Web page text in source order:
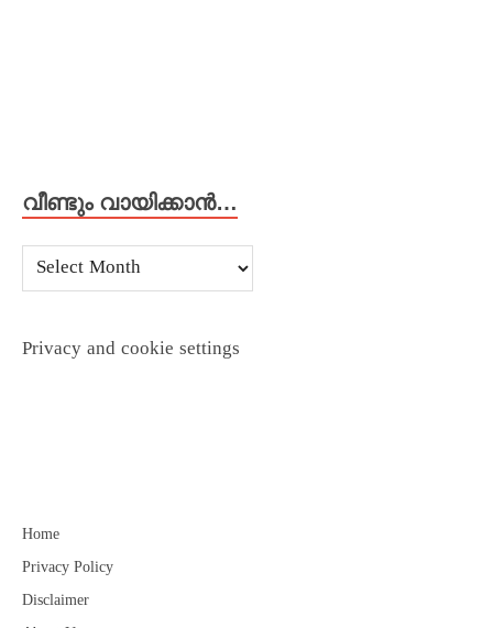
വീണ്ടും വായിക്കാൻ…
Privacy and cookie settings
Home
Privacy Policy
Disclaimer